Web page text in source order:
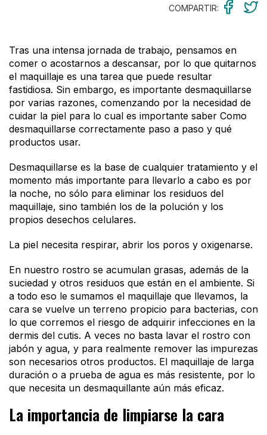
COMPARTIR:
Tras una intensa jornada de trabajo, pensamos en
comer o acostarnos a descansar, por lo que quitarnos
el maquillaje es una tarea que puede resultar
fastidiosa. Sin embargo, es importante desmaquillarse
por varias razones, comenzando por la necesidad de
cuidar la piel para lo cual es importante saber Como
desmaquillarse correctamente paso a paso y qué
productos usar.
Desmaquillarse es la base de cualquier tratamiento y el
momento más importante para llevarlo a cabo es por
la noche, no sólo para eliminar los residuos del
maquillaje, sino también los de la polución y los
propios desechos celulares.
La piel necesita respirar, abrir los poros y oxigenarse.
En nuestro rostro se acumulan grasas, además de la
suciedad y otros residuos que están en el ambiente. Si
a todo eso le sumamos el maquillaje que llevamos, la
cara se vuelve un terreno propicio para bacterias, con
lo que corremos el riesgo de adquirir infecciones en la
dermis del cutis. A veces no basta lavar el rostro con
jabón y agua, y para realmente remover las impurezas
son necesarios otros productos. El maquillaje de larga
duración o a prueba de agua es más resistente, por lo
que necesita un desmaquillante aún más eficaz.
La importancia de limpiarse la cara